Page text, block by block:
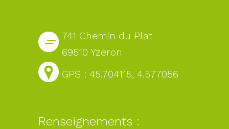
741 Chemin du Plat
69510 Yzeron
GPS : 45.704115, 4.577056
Renseignements :